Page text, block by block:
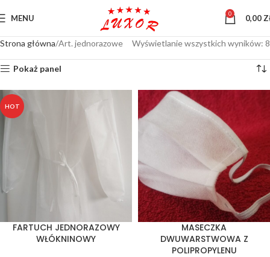
MENU 0 0,00
Strona główna Art. jednorazowe Wyświetlanie wszystkich wyników: 8
Pokaż panel
HOT
FARTUCH JEDNORAZOWY
WŁÓKNINOWY
MASECZKA
DWUWARSTWOWA Z
POLIPROPYLENU